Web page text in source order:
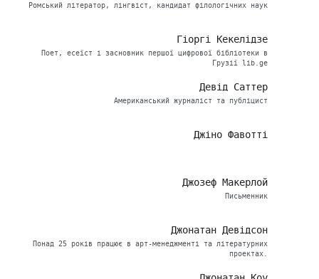
Ромський літератор, лінгвіст, кандидат філологічних наук
Гіоргі Кекелідзе
Поет, есеїст і засновник першої цифрової бібліотеки в
Грузії lib.ge
Девід Саттер
Американський журналіст та публіцист
Джіно Фавотті
Джозеф Макерлой
Письменник
Джонатан Девідсон
Понад 25 років працює в арт-менеджменті та літературних
проектах.